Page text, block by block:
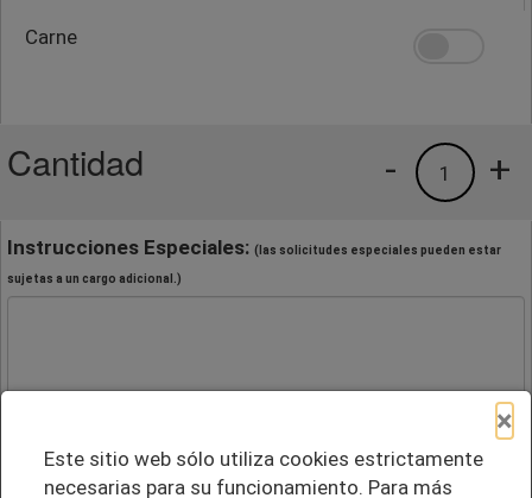
Carne
Cantidad +
1
-
Instrucciones Especiales: (las solicitudes especiales pueden estar
sujetas a un cargo adicional.)
×
Este sitio web sólo utiliza cookies estrictamente
necesarias para su funcionamiento. Para más